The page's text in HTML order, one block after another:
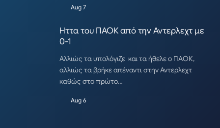
Aug 7
Ηττα του ΠΑΟΚ από την Αντερλεχτ με
0-1
Αλλιώς τα υπολόγιζε και τα ήθελε ο ΠΑΟΚ,
αλλιώς τα βρήκε απέναντι στην Αντερλεχτ
καθώς στο πρώτο…
Aug 6